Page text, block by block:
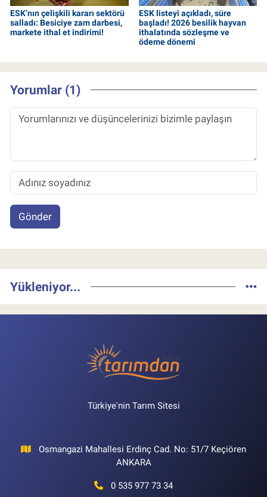
ESK’nın çelişkili kararı sektörü
salladı: Besiciye zam darbesi,
markete ithal et indirimi!
ESK listeyi açıkladı, süre
başladı! 2026 besilik hayvan
ithalatında sözleşme ve
ödeme dönemi
Yorumlar (1)
Gönder
Yükleniyor...
Türkiye'nin Tarım Sitesi
Osmangazi Mahallesi Erdinç Cad. No: 51/7 Keçiören
ANKARA
0 535 977 73 34